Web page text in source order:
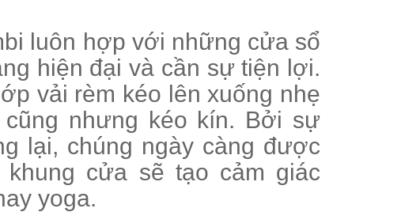
luôn hợp với những cửa sổ
hiện đại và cần sự tiện lợi.
vải rèm kéo lên xuống nhẹ
nhưng kéo kín. Bởi sự
lại, chúng ngày càng được
cửa sẽ tạo cảm giác
yoga.